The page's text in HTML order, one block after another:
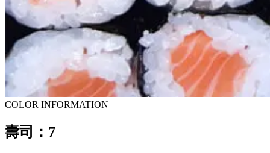
COLOR INFORMATION
壽司：7